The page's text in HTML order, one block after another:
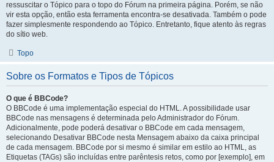
ressuscitar o Tópico para o topo do Fórum na primeira página. Porém, se não
vir esta opção, então esta ferramenta encontra-se desativada. Também o pode
fazer simplesmente respondendo ao Tópico. Entretanto, fique atento às regras
do sítio web.
Topo
Sobre os Formatos e Tipos de Tópicos
O que é BBCode?
O BBCode é uma implementação especial do HTML. A possibilidade usar
BBCode nas mensagens é determinada pelo Administrador do Fórum.
Adicionalmente, pode poderá desativar o BBCode em cada mensagem,
selecionando Desativar BBCode nesta Mensagem abaixo da caixa principal
de cada mensagem. BBCode por si mesmo é similar em estilo ao HTML, as
Etiquetas (TAGs) são incluídas entre parêntesis retos, como por [exemplo], em